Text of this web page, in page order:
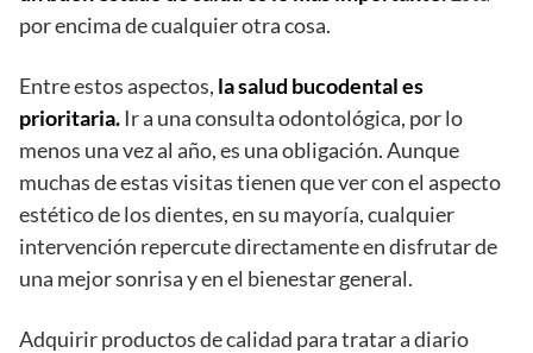
por encima de cualquier otra cosa.
Entre estos aspectos, la salud bucodental es
prioritaria. Ir a una consulta odontológica, por lo
menos una vez al año, es una obligación. Aunque
muchas de estas visitas tienen que ver con el aspecto
estético de los dientes, en su mayoría, cualquier
intervención repercute directamente en disfrutar de
una mejor sonrisa y en el bienestar general.
Adquirir productos de calidad para tratar a diario